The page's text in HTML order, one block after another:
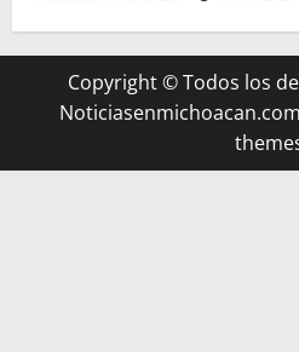
Copyright © Todos los
Noticiasenmichoacan.com